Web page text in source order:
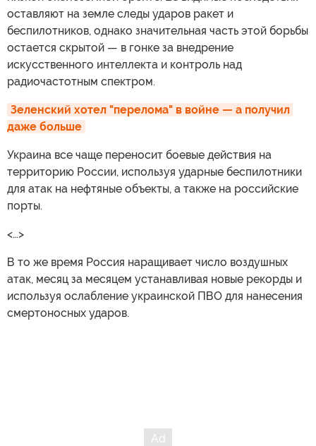
оставляют на земле следы ударов ракет и
беспилотников, однако значительная часть этой борьбы
остается скрытой — в гонке за внедрение
искусственного интеллекта и контроль над
радиочастотным спектром.
Зеленский хотел "перелома" в войне — а получил
даже больше
Украина все чаще переносит боевые действия на
территорию России, используя ударные беспилотники
для атак на нефтяные объекты, а также на российские
порты.
<…>
В то же время Россия наращивает число воздушных
атак, месяц за месяцем устанавливая новые рекорды и
используя ослабление украинской ПВО для нанесения
смертоносных ударов.